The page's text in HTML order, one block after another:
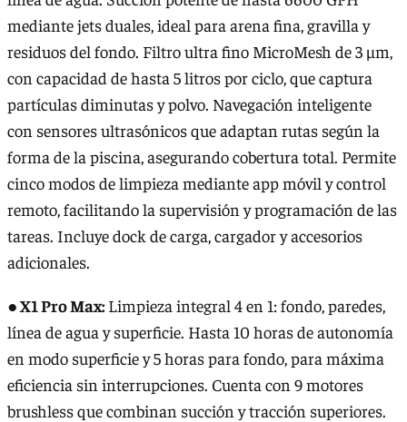
mediante jets duales, ideal para arena fina, gravilla y
residuos del fondo. Filtro ultra fino MicroMesh de 3 µm,
con capacidad de hasta 5 litros por ciclo, que captura
partículas diminutas y polvo. Navegación inteligente
con sensores ultrasónicos que adaptan rutas según la
forma de la piscina, asegurando cobertura total. Permite
cinco modos de limpieza mediante app móvil y control
remoto, facilitando la supervisión y programación de las
tareas. Incluye dock de carga, cargador y accesorios
adicionales.
● X1 Pro Max:Limpieza integral 4 en 1: fondo, paredes,
línea de agua y superficie. Hasta 10 horas de autonomía
en modo superficie y 5 horas para fondo, para máxima
eficiencia sin interrupciones. Cuenta con 9 motores
brushless que combinan succión y tracción superiores.